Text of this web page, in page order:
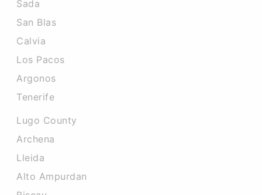
Sada
San Blas
Calvia
Los Pacos
Argonos
Tenerife
Lugo County
Archena
Lleida
Alto Ampurdan